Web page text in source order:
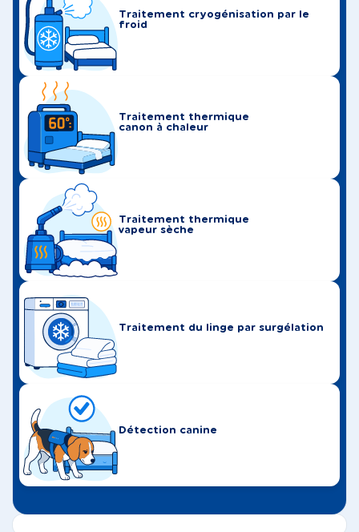
Traitement cryogénisation par le
froid
Traitement thermique
canon à chaleur
Traitement thermique
vapeur sèche
Traitement du linge par surgélation
Détection canine